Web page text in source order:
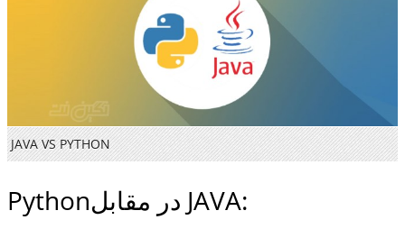
JAVA VS PYTHON
Pythonدر مقابل JAVA: